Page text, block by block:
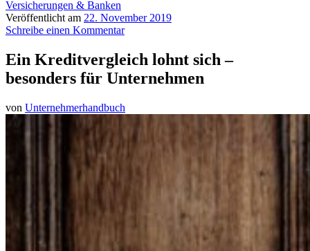
Versicherungen & Banken
Veröffentlicht am 22. November 2019
Schreibe einen Kommentar
Ein Kreditvergleich lohnt sich –
besonders für Unternehmen
von Unternehmerhandbuch